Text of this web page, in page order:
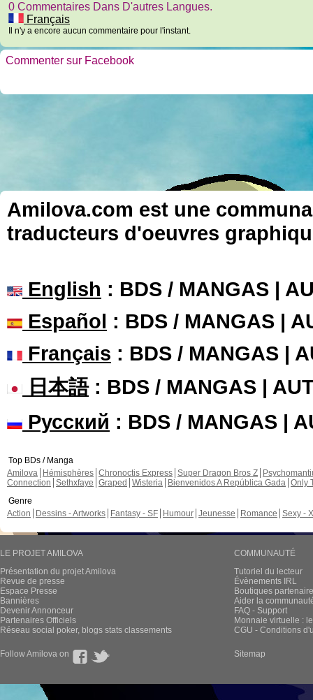
0 Commentaires Dans D'autres Langues.
Français
Il n'y a encore aucun commentaire pour l'instant.
Commenter sur Facebook
Amilova.com est une
traducteurs d'oeuvres
English : BDS / MANGAS |
Español : BDS / MANGAS |
Français : BDS / MANGAS |
日本語: BDS / MANGAS |
Русский : BDS / MANGAS |
Top BDs / Manga
Amilova
Hémisphères Chronoctis Express Super Dragon Bros Z
Connection Sethxfaye Graped Wisteria Bienvenidos A República Gada Only
Genre
Action
Dessins - Artworks Fantasy - SF Humour Jeunesse Romance Sexy -
LE PROJET AMILOVA
Présentation du projet Amilova
Revue de presse
Espace Presse
Bannières
Devenir Annonceur
Partenaires Officiels
Réseau social poker, blogs stats classements
COMMUNAUTÉ
Tutoriel du lecteur
Évènements IRL
Boutiques
Aider la
FAQ - Support
Monnaie virtuelle :
CGU - Conditions
Follow Amilova on Sitemap